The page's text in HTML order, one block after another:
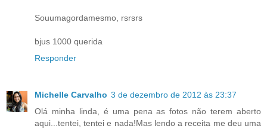
Souumagordamesmo, rsrsrs
bjus 1000 querida
Responder
Michelle Carvalho 3 de dezembro de 2012 às 23:37
Olá minha linda, é uma pena as fotos não terem aberto
aqui...tentei, tentei e nada!Mas lendo a receita me deu uma